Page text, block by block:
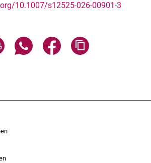
10.1007/s12525-026-00901-3
Seite über E-Mail teilen
Seite über WhatsApp teilen
Seite über Facebook